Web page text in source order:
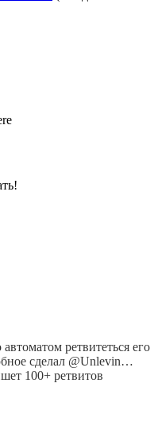
ретвитеться его
сделал @Unlevin…
100+ ретвитов